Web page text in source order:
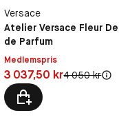
Versace
Atelier Versace Fleur
de Parfum
Medlemspris
Pris: 3 037,50 kr
3 037,50 krOriginal pris:
4 050 kr